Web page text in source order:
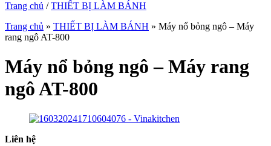
Trang chủ / THIẾT BỊ LÀM BÁNH
Trang chủ » THIẾT BỊ LÀM BÁNH » Máy nổ bỏng ngô – Máy
rang ngô AT-800
Máy nổ bỏng ngô – Máy rang
ngô AT-800
Liên hệ